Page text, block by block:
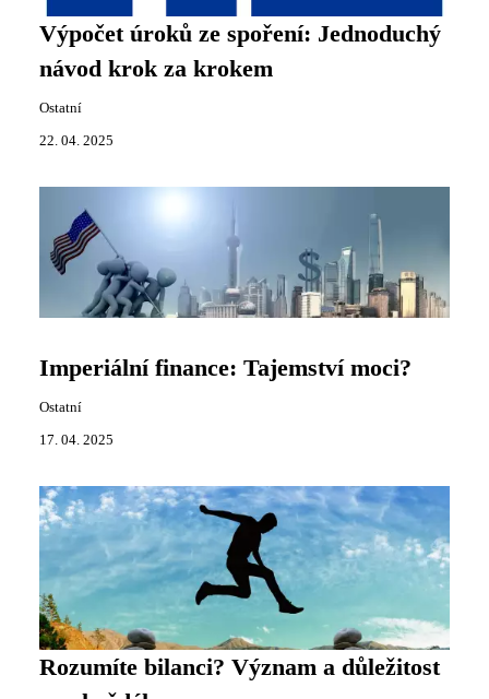
Výpočet úroků ze spoření: Jednoduchý
návod krok za krokem
Ostatní
22. 04. 2025
Imperiální finance: Tajemství moci?
Ostatní
17. 04. 2025
Rozumíte bilanci? Význam a důležitost